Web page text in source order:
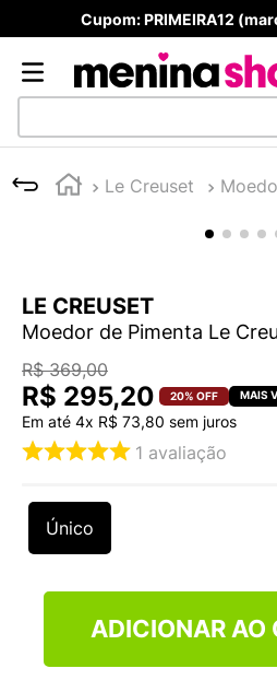
Cupom: PRIMEIRA12
Le Creuset
LE CREUSET
Moedor de Pimenta Le
R$ 369,00
R$ 295,20 20% OFF
Em até 4x R$ 73,80 sem juros
1 avaliação
Único
ADICIONAR AO
1
TÊNIS NEWS BALANCE 530
MELISSAS MINI BABY
4º
NEW 9060
5º
ADIDAS
6º
SAMBA
7 º
MELISSA SLIDE
8 º
VANS TÊNIS VANS ULTRARANGE
9º
NEW 530
10º VEJA COUNTRY